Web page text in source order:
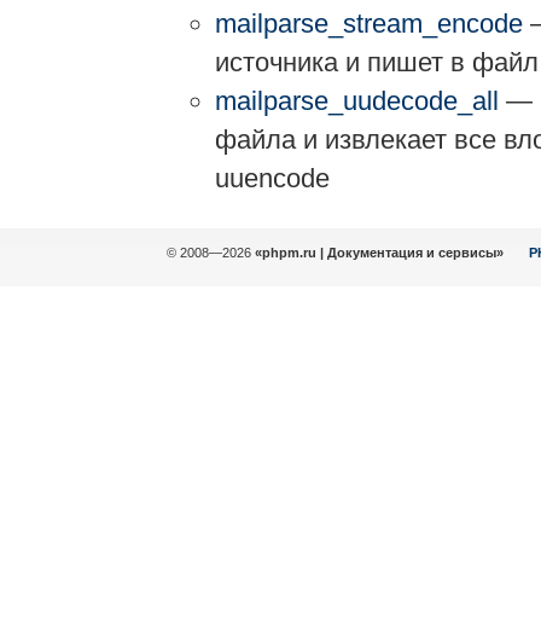
mailparse_stream_encode
источника и пишет в
mailparse_uudecode_all —
файла и извлекает все
uuencode
© 2008—2026 «phpm.ru | Документация и сервисы»